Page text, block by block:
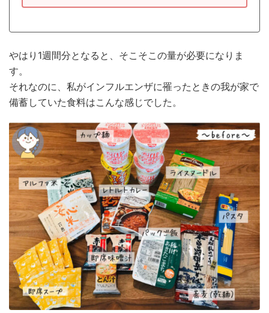
やはり1週間分となると、そこそこの量が必要になりま
す。
それなのに、私がインフルエンザに罹ったときの我が家で
備蓄していた食料はこんな感じでした。